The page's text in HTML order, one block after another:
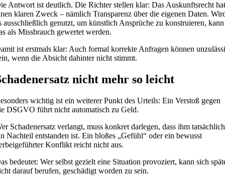
Antwort ist deutlich. Die Richter stellen klar: Das Auskunftsrecht
klaren Zweck – nämlich Transparenz über die eigenen Daten.
ausschließlich genutzt, um künstlich Ansprüche zu konstruieren, kann
als Missbrauch gewertet werden.
ist erstmals klar: Auch formal korrekte Anfragen können
wenn die Absicht dahinter nicht stimmt.
nicht mehr so leicht
wichtig ist ein weiterer Punkt des Urteils: Ein Verstoß gegen
DSGVO führt nicht automatisch zu Geld.
Schadenersatz verlangt, muss konkret darlegen, dass ihm tatsächlich
Nachteil entstanden ist. Ein bloßes „Gefühl“ oder ein bewusst
Konflikt reicht nicht aus.
bedeutet: Wer selbst gezielt eine Situation provoziert, kann sich
darauf berufen, geschädigt worden zu sein.